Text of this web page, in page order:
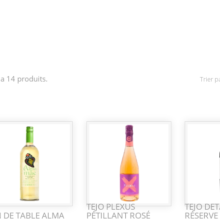
14 produits. Trier
DE TABLE ALMA
TEJO PLEXUS
PÉTILLANT ROSÉ
TEJO